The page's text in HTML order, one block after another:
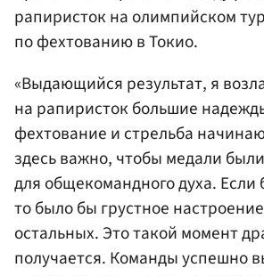
рапиристок на олимпийском
по фехтованию в Токио.
«Выдающийся результат, я
на рапиристок большие
фехтование и стрельба
здесь важно, чтобы медали
для общекомандного духа. Если
то было бы грустное
остальных. Это такой момент
получается. Команды успешно